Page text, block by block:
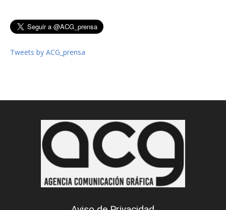
Tweets by ACG_prensa